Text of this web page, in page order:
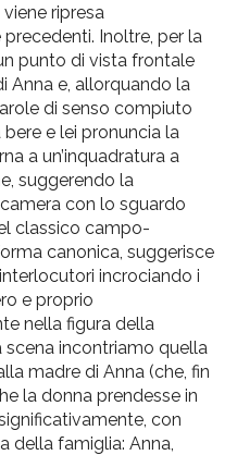
ripresa
Inoltre, per la
punto di vista frontale
Anna e, allorquando la
di senso compiuto
bere e lei pronuncia la
a un’inquadratura a
suggerendo la
con lo sguardo
classico campo-
canonica, suggerisce
incrociando i
e proprio
nella figura della
incontriamo quella
madre di Anna (che, fin
la donna prendesse in
con
della famiglia: Anna,